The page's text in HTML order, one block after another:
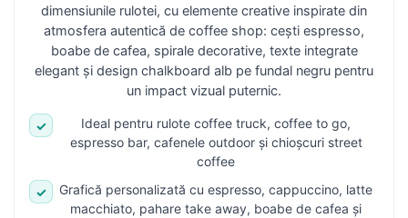
dimensiunile rulotei, cu elemente creative inspirate din
atmosfera autentică de coffee shop: cești espresso,
boabe de cafea, spirale decorative, texte integrate
elegant și design chalkboard alb pe fundal negru pentru
un impact vizual puternic.
✓
Ideal pentru rulote coffee truck, coffee to go,
espresso bar, cafenele outdoor și chioșcuri street
coffee
✓
Grafică personalizată cu espresso, cappuccino, latte
macchiato, pahare take away, boabe de cafea și